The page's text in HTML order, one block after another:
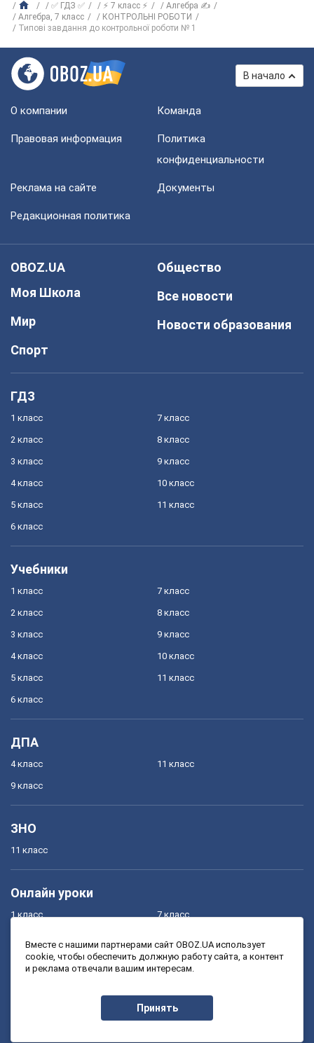
✅ ГДЗ ✅ ⚡ 7 класс ⚡
Алгебра ✍
Алгебра, 7 класс
КОНТРОЛЬНІ РОБОТИ
Типові завдання до контрольної роботи № 1
В начало
О компании Команда
Правовая информация
Политика
конфиденциальности
Реклама на сайте Документы
Редакционная политика
OBOZ.UA
Моя Школа
Мир
Спорт
Общество
Все новости
Новости образования
ГДЗ
1 класс
2 класс
3 класс
4 класс
5 класс
6 класс
7 класс
8 класс
9 класс
10 класс
11 класс
Учебники
1 класс
2 класс
3 класс
4 класс
5 класс
6 класс
7 класс
8 класс
9 класс
10 класс
11 класс
ДПА
4 класс
9 класс
11 класс
ЗНО
11 класс
Онлайн уроки
1 класс
3 класс
7 класс
9 класс
Вместе с нашими партнерами сайт OBOZ.UA использует
cookie, чтобы обеспечить должную работу сайта, а контент
и реклама отвечали вашим интересам.
Принять